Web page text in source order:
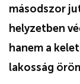
másodszor
helyzetben
hanem a
lakosság